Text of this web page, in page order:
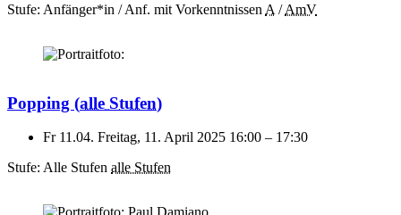
Stufe: Anfänger*in / Anf. mit Vorkenntnissen A /AmV
Popping (alle Stufen)
Fr 11.04. Freitag, 11. April 2025 16:00 – 17:30
Stufe: Alle Stufen alle Stufen